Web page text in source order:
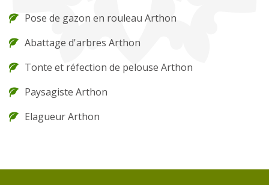
Pose de gazon en rouleau Arthon
Abattage d'arbres Arthon
Tonte et réfection de pelouse Arthon
Paysagiste Arthon
Elagueur Arthon